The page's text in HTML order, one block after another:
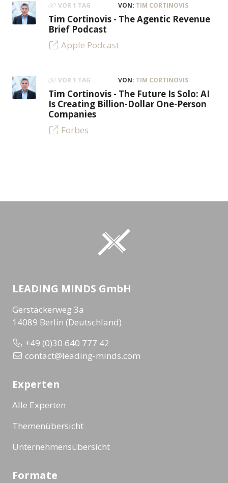
VOR 1 TAG VON: TIM CORTINOVIS
Tim Cortinovis - The Agentic Revenue
Brief Podcast
Apple Podcast
VOR 1 TAG VON: TIM CORTINOVIS
Tim Cortinovis - The Future Is Solo: AI
Is Creating Billion-Dollar One-Person
Companies
Forbes
LEADING MINDS GmbH
Gerstäckerweg 3a
14089 Berlin (Deutschland)
+49 (0)30 640 777 42
contact@leading-minds.com
Experten
Alle Experten
Themenübersicht
Unternehmensübersicht
Formate